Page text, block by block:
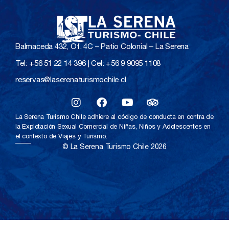
Balmaceda 432, Of. 4C – Patio Colonial – La Serena
Tel: +56 51 22 14 396 | Cel: +56 9 9095 1108
reservas@laserenaturismochile.cl
La Serena Turismo Chile adhiere al código de conducta en contra de
la Explotación Sexual Comercial de Niñas, Niños y Adolescentes en
el contexto de Viajes y Turismo.
© La Serena Turismo Chile 2026